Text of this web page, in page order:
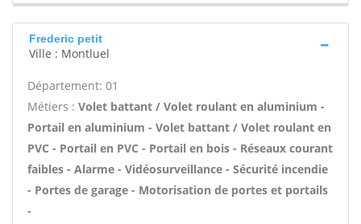
Frederic petit
Ville : Montluel
Département: 01
Métiers : Volet battant / Volet roulant en aluminium -
Portail en aluminium - Volet battant / Volet roulant en
PVC - Portail en PVC - Portail en bois - Réseaux courant
faibles - Alarme - Vidéosurveillance - Sécurité incendie
- Portes de garage - Motorisation de portes et portails
-